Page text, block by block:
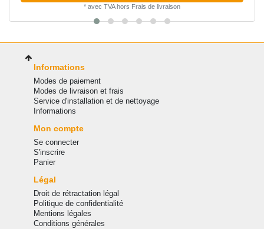
* avec TVAhors Frais de livraison
Informations
Modes de paiement
Modes de livraison et frais
Service d'installation et de nettoyage
Informations
Mon compte
Se connecter
S'inscrire
Panier
Légal
Droit de rétractation légal
Politique de confidentialité
Mentions légales
Conditions générales